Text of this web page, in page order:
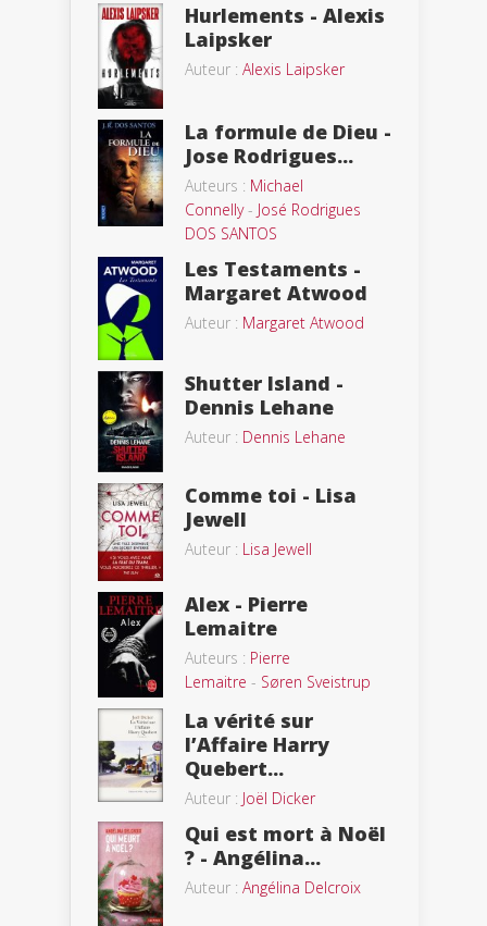
Hurlements - Alexis
Laipsker
Auteur : Alexis Laipsker
La formule de Dieu -
Jose Rodrigues...
Auteurs : Michael
Connelly- José Rodrigues
DOS SANTOS
Les Testaments -
Margaret Atwood
Auteur : Margaret Atwood
Shutter Island -
Dennis Lehane
Auteur : Dennis Lehane
Comme toi - Lisa
Jewell
Auteur : Lisa Jewell
Alex - Pierre
Lemaitre
Auteurs : Pierre
Lemaitre - Søren Sveistrup
La vérité sur
l’Affaire Harry
Quebert...
Auteur : Joël Dicker
Qui est mort à Noël
? - Angélina...
Auteur : Angélina Delcroix